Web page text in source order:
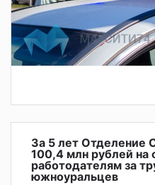
За 5 лет Отделение
100,4 млн рублей на
работодателям за
южноуральцев